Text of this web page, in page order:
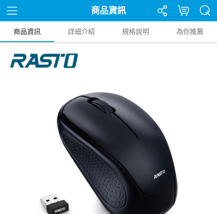
商品資訊
商品資訊 詳細介紹 規格說明 為你推薦